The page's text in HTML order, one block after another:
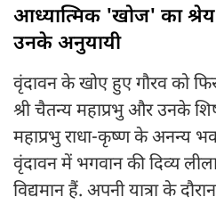
आध्यात्मिक 'खोज' का
उनके अनुयायी
वृंदावन के खोए हुए गौरव को
श्री चैतन्य महाप्रभु और उनके
महाप्रभु राधा-कृष्ण के अनन्य
वृंदावन में भगवान की दिव्य
विद्यमान हैं. अपनी यात्रा के